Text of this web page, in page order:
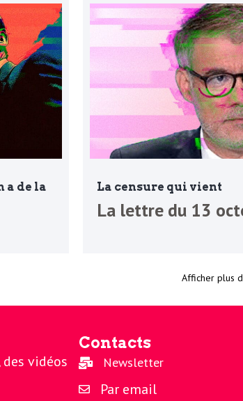
a de la
La censure qui vient
La lettre du 13
Afficher plus
des vidéos
Contacts
Newsletter
Par email